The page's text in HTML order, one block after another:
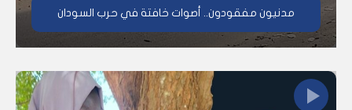
مدنيون مفقودون.. أصوات خافتة في حرب السودان